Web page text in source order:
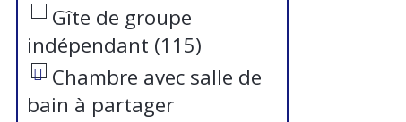
Gîte de groupe
indépendant (115)
Chambre avec salle de
bain à partager